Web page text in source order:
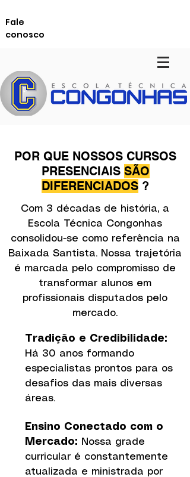
Fale
conosco
POR QUE NOSSOS CURSOS
PRESENCIAIS SÃO
DIFERENCIADOS ?
Com 3 décadas de história, a
Escola Técnica Congonhas
consolidou-se como referência na
Baixada Santista. Nossa trajetória
é marcada pelo compromisso de
transformar alunos em
profissionais disputados pelo
mercado.
Tradição e Credibilidade:
Há 30 anos formando
especialistas prontos para os
desafios das mais diversas
áreas.
Ensino Conectado com o
Mercado: Nossa grade
curricular é constantemente
atualizada e ministrada por